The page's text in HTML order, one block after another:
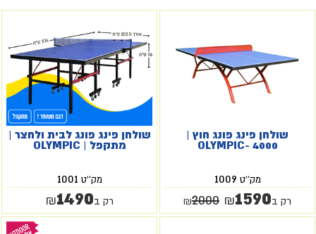
שולחן פינג פונג חוץ |
OLYMPIC- 4000
מק''ט 1009
רק ב ₪1590
₪2000
שולחן פינג פונג לבית ולחצר |
מתקפל | OLYMPIC
מק''ט 1001
רק ב ₪1490